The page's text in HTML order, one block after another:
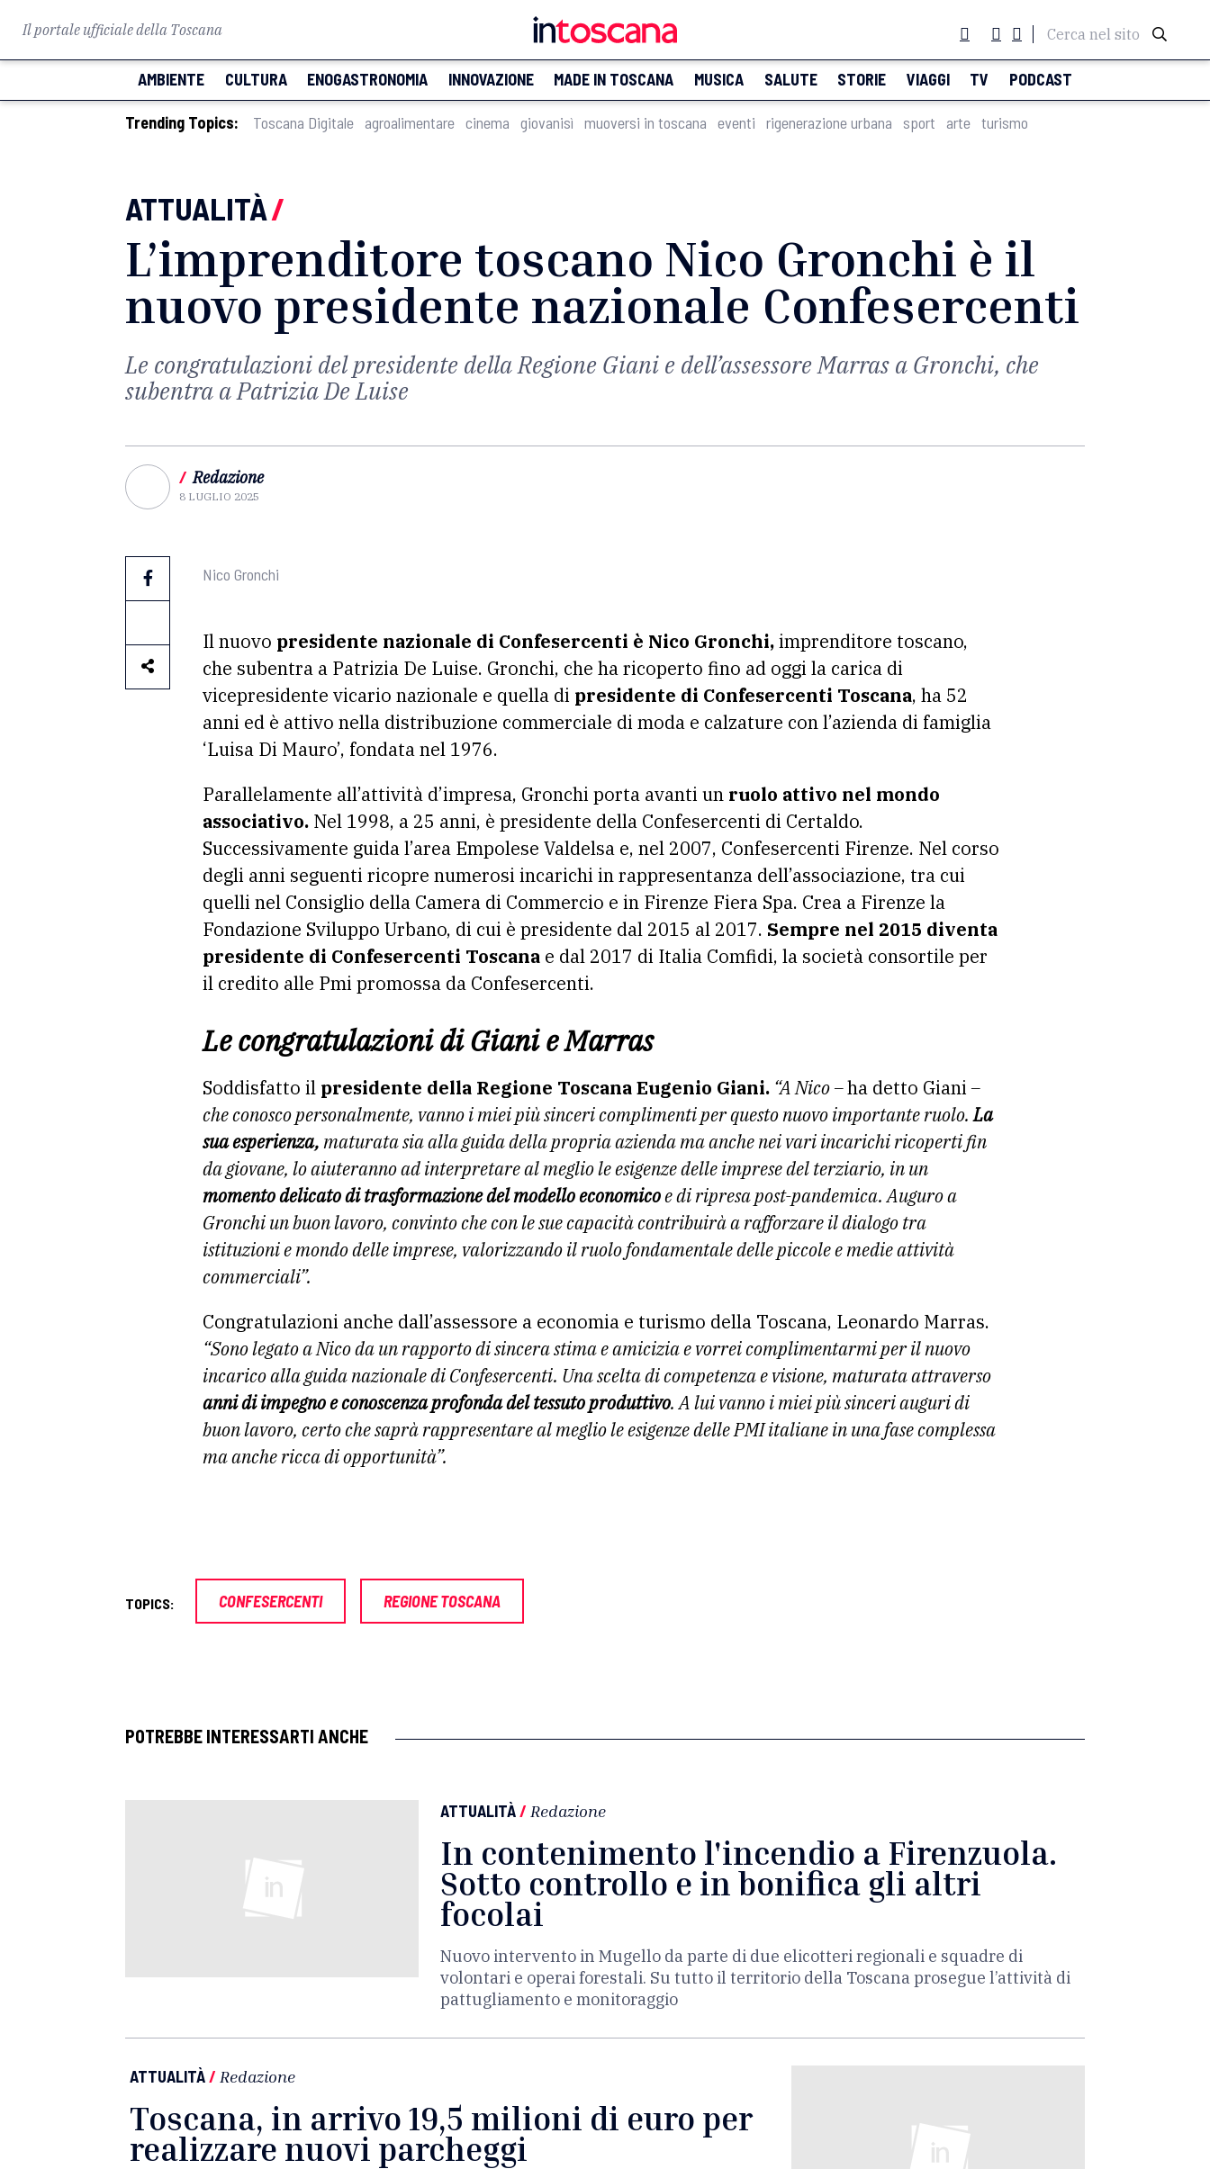
Il portale ufficiale della Toscana Cerca nel sito
AMBIENTE CULTURA ENOGASTRONOMIA INNOVAZIONE MADE IN TOSCANA MUSICA SALUTE STORIE VIAGGI TV PODCAST
Trending Topics: Toscana Digitale agroalimentare cinema giovanisì muoversi in toscana eventi rigenerazione urbana sport arte turismo
ATTUALITÀ/
L’imprenditore toscano Nico Gronchi è il
nuovo presidente nazionale Confesercenti
Le congratulazioni del presidente della Regione Giani e dell’assessore Marras a Gronchi, che
subentra a Patrizia De Luise
/ Redazione
8 LUGLIO 2025
Nico Gronchi
Il nuovo presidente nazionale di Confesercenti è Nico Gronchi,imprenditore toscano,
che subentra a Patrizia De Luise. Gronchi, che ha ricoperto fino ad oggi la carica di
vicepresidente vicario nazionale e quella di presidente di Confesercenti Toscana, ha 52
anni ed è attivo nella distribuzione commerciale di moda e calzature con l’azienda di famiglia
‘Luisa Di Mauro’, fondata nel 1976.
Parallelamente all’attività d’impresa, Gronchi porta avanti un ruolo attivo nel mondo
associativo. Nel 1998, a 25 anni, è presidente della Confesercenti di Certaldo.
Successivamente guida l’area Empolese Valdelsa e, nel 2007, Confesercenti Firenze. Nel corso
degli anni seguenti ricopre numerosi incarichi in rappresentanza dell’associazione, tra cui
quelli nel Consiglio della Camera di Commercio e in Firenze Fiera Spa. Crea a Firenze la
Fondazione Sviluppo Urbano, di cui è presidente dal 2015 al 2017. Sempre nel 2015 diventa
presidente di Confesercenti Toscana e dal 2017 di Italia Comfidi, la società consortile per
il credito alle Pmi promossa da Confesercenti.
Le congratulazioni di Giani e Marras
Soddisfatto il presidente della Regione Toscana Eugenio Giani. “A Nico –ha detto Giani –
che conosco personalmente, vanno i miei più sinceri complimenti per questo nuovo importante ruolo.La
sua esperienza,maturata sia alla guida della propria azienda ma anche nei vari incarichi ricoperti fin
da giovane, lo aiuteranno ad interpretare al meglio le esigenze delle imprese del terziario, in un
momento delicato di trasformazione del modello economicoe di ripresa post-pandemica. Auguro a
Gronchi un buon lavoro, convinto che con le sue capacità contribuirà a rafforzare il dialogo tra
istituzioni e mondo delle imprese, valorizzando il ruolo fondamentale delle piccole e medie attività
commerciali”.
Congratulazioni anche dall’assessore a economia e turismo della Toscana, Leonardo Marras.
“Sono legato a Nico da un rapporto di sincera stima e amicizia e vorrei complimentarmi per il nuovo
incarico alla guida nazionale di Confesercenti. Una scelta di competenza e visione, maturata attraverso
anni di impegno e conoscenza profonda del tessuto produttivo. A lui vanno i miei più sinceri auguri di
buon lavoro, certo che saprà rappresentare al meglio le esigenze delle PMI italiane in una fase complessa
ma anche ricca di opportunità”.
TOPICS: CONFESERCENTI REGIONE TOSCANA
POTREBBE INTERESSARTI ANCHE
ATTUALITÀ/ Redazione
In contenimento l'incendio a Firenzuola.
Sotto controllo e in bonifica gli altri
focolai
Nuovo intervento in Mugello da parte di due elicotteri regionali e squadre di
volontari e operai forestali. Su tutto il territorio della Toscana prosegue l’attività di
pattugliamento e monitoraggio
ATTUALITÀ/ Redazione
Toscana, in arrivo 19,5 milioni di euro per
realizzare nuovi parcheggi